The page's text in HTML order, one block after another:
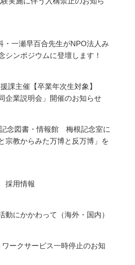
・一瀬早百合先生がNPO法人み
シンポジウムに登壇します！
課主催【卒業年次生対象】
企業説明会」開催のお知らせ
念図書・情報館 梅根記念室に
宗教からみた万博と反万博」を
採用情報
動にかかわって（海外・国内）
ワークサービス一時停止のお知